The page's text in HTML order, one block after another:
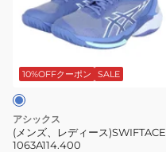
デ
ス)SWIFTACE
1063A114.400
10%OFFクーポン SALE
アシックス
(メンズ、レディース)SWIFTACE
1063A114.400
ア
イ
ボ